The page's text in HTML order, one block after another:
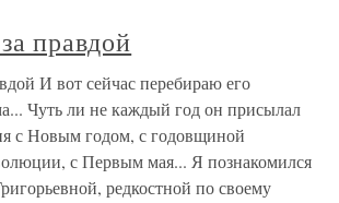
правдой
И вот сейчас перебираю его
Чуть ли не каждый год он присылал
с Новым годом, с годовщиной
с Первым мая... Я познакомился
редкостной по своему